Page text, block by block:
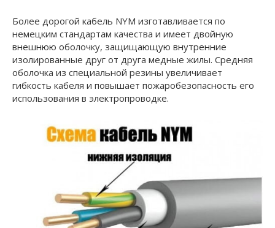
Более дорогой кабель NYM изготавливается по
немецким стандартам качества и имеет двойную
внешнюю оболочку, защищающую внутренние
изолированные друг от друга медные жилы. Средняя
оболочка из специальной резины увеличивает
гибкость кабеля и повышает пожаробезопасность его
использования в электропроводке.